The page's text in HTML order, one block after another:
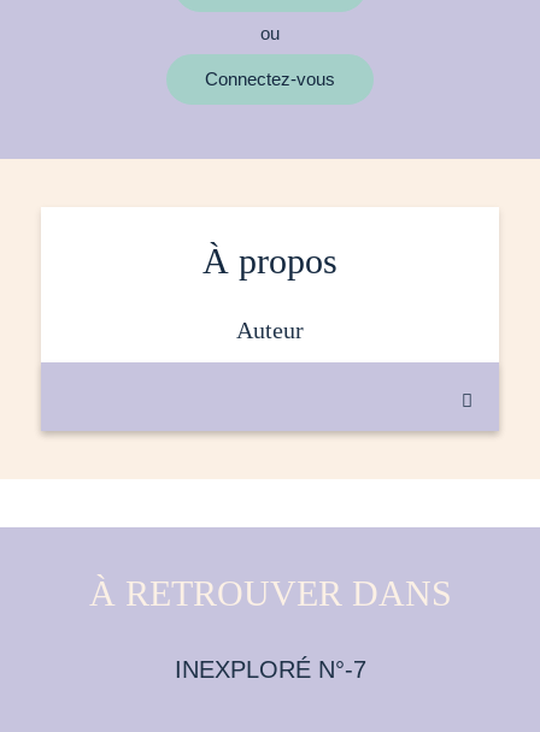
ou
Connectez-vous
À propos
auteur

À RETROUVER DANS
INEXPLORÉ N°-7